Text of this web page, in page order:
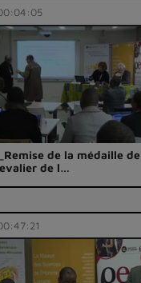
de la médaille de
de l…